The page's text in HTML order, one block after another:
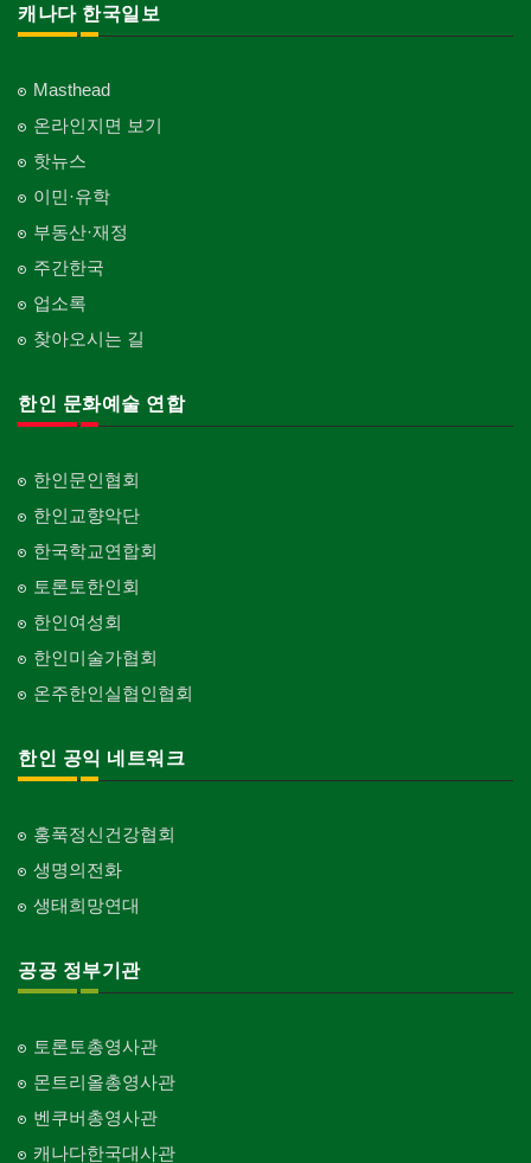
캐나다 한국일보
Masthead
온라인지면 보기
핫뉴스
이민·유학
부동산·재정
주간한국
업소록
찾아오시는 길
한인 문화예술 연합
한인문인협회
한인교향악단
한국학교연합회
토론토한인회
한인여성회
한인미술가협회
온주한인실협인협회
한인 공익 네트워크
홍푹정신건강협회
생명의전화
생태희망연대
공공 정부기관
토론토총영사관
몬트리올총영사관
벤쿠버총영사관
캐나다한국대사관